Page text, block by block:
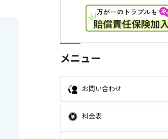
メニュー
お問い合わせ
料金表